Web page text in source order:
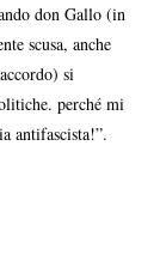
don Gallo (in
scusa, anche
si
perché mi
antifascista!”.